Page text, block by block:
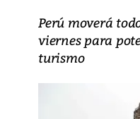
Perú moverá
viernes para
turismo